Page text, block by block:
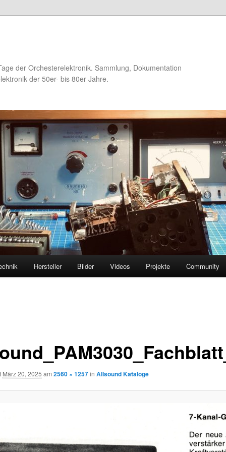
der Orchesterelektronik. Sammlung, Dokumentation
der 50er- bis 80er Jahre.
Hersteller Bilder Videos Projekte Community
März 20, 2025 am 2560 × 1257in Allsound Kataloge